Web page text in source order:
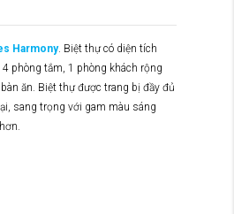
Harmony. Biệt thự có diện tích
phòng tắm, 1 phòng khách rộng
ăn. Biệt thự được trang bị đầy đủ
sang trọng với gam màu sáng